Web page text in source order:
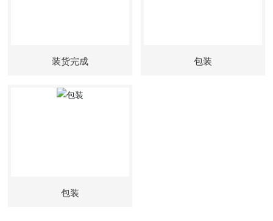
装货完成 包装
包装